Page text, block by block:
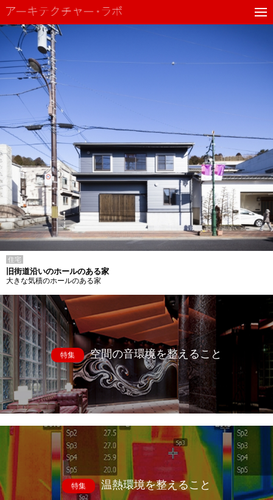
住宅
旧街道沿いのホールのある家
大きな気積のホールのある家
特集 空間の音環境を整えること
特集 温熱環境を整えること